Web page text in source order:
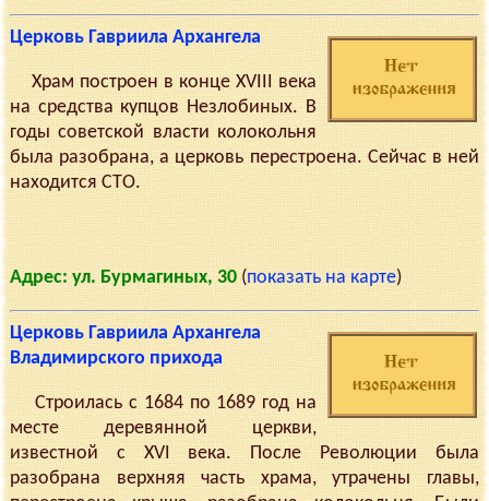
Церковь Гавриила Архангела
Храм построен в конце XVIII века
на средства купцов Незлобиных. В
годы советской власти колокольня
была разобрана, а церковь перестроена. Сейчас в ней
находится СТО.
Адрес: ул. Бурмагиных, 30(показать на карте)
Церковь Гавриила Архангела
Владимирского прихода
Строилась с 1684 по 1689 год на
месте деревянной церкви,
известной с XVI века. После Революции была
разобрана верхняя часть храма, утрачены главы,